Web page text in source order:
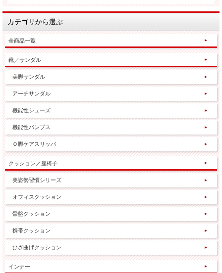
カテゴリから選ぶ
全商品一覧
靴／サンダル
美脚サンダル
アーチサンダル
機能性シューズ
機能性パンプス
Ｏ脚ケアスリッパ
クッション／座椅子
美姿勢習慣シリーズ
オフィスクッション
骨盤クッション
携帯クッション
ひざ曲げクッション
インナー